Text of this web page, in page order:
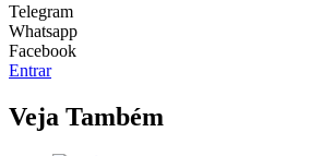
Telegram
Whatsapp
Facebook
Entrar
Veja Também